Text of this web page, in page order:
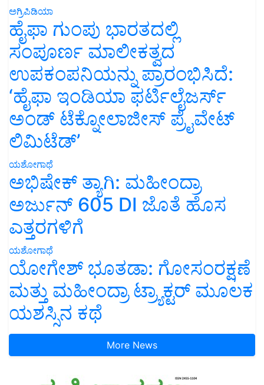
ಅಗ್ರಿಪಿಡಿಯಾ
ಹೈಫಾ ಗುಂಪು ಭಾರತದಲ್ಲಿ
ಸಂಪೂರ್ಣ ಮಾಲೀಕತ್ವದ
ಉಪಕಂಪನಿಯನ್ನು ಪ್ರಾರಂಭಿಸಿದೆ:
‘ಹೈಫಾ ಇಂಡಿಯಾ ಫರ್ಟಿಲೈಜರ್ಸ್
ಅಂಡ್ ಟೆಕ್ನೋಲಾಜೀಸ್ ಪ್ರೈವೇಟ್
ಲಿಮಿಟೆಡ್’
ಯಶೋಗಾಥೆ
ಅಭಿಷೇಕ್ ತ್ಯಾಗಿ: ಮಹೀಂದ್ರಾ
ಅರ್ಜುನ್ 605 DI ಜೊತೆ ಹೊಸ
ಎತ್ತರಗಳಿಗೆ
ಯಶೋಗಾಥೆ
ಯೋಗೇಶ್ ಭೂತಡಾ: ಗೋಸಂರಕ್ಷಣೆ
ಮತ್ತು ಮಹೀಂದ್ರಾ ಟ್ರ್ಯಾಕ್ಟರ್ ಮೂಲಕ
ಯಶಸ್ಸಿನ ಕಥೆ
More News